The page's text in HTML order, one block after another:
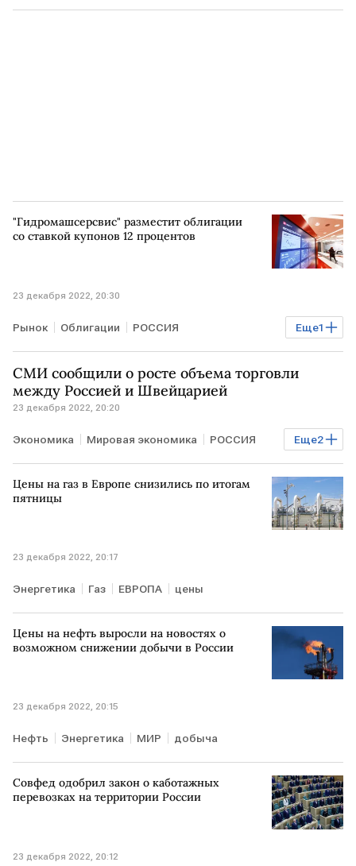
Палата представителей
"Гидромашсерсвис" разместит облигации
со ставкой купонов 12 процентов
23 декабря 2022, 20:30
Еще1
Рынок Облигации РОССИЯ
Гидромашсервис
СМИ сообщили о росте объема торговли
между Россией и Швейцарией
23 декабря 2022, 20:20
Еще2
Экономика Мировая экономика РОССИЯ
ШВЕЙЦАРИЯ торговля
Цены на газ в Европе снизились по итогам
пятницы
23 декабря 2022, 20:17
Энергетика Газ ЕВРОПА цены
Цены на нефть выросли на новостях о
возможном снижении добычи в России
23 декабря 2022, 20:15
Нефть Энергетика МИР добыча
Совфед одобрил закон о каботажных
перевозках на территории России
23 декабря 2022, 20:12